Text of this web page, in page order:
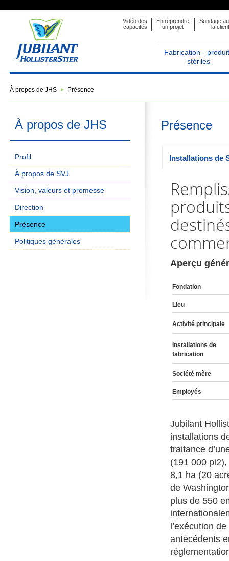
Vidéo des
capacités
Entreprendre
un projet
Sondage
la
Fabrication -
stériles
À propos de JHS Présence
À propos de JHS
Profil
À propos de SVJ
Vision, valeurs et promesse
Direction
Présence
Politiques générales
Présence
Installations de
Aperçu
Fondation
Lieu
Activité principale
Installations de
fabrication
Société mère
Employés
Jubilant
installations
traitance
(191 000
8,1 ha (20
de
plus de 550
l’exécution
antécédents